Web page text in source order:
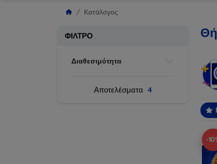
Κατάλογος
ΦΊΛΤΡΟ
Διαθεσιμότητα
Αποτελέσματα 4
-